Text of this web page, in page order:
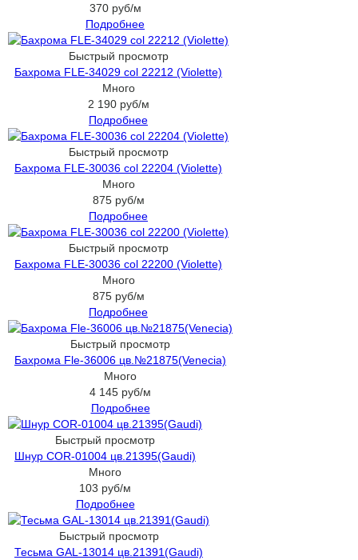
370руб/м
Подробнее
Быстрый просмотр
Бахрома FLE-34029 col 22212 (Violette)
Много
2 190руб/м
Подробнее
Быстрый просмотр
Бахрома FLE-30036 col 22204 (Violette)
Много
875руб/м
Подробнее
Быстрый просмотр
Бахрома FLE-30036 col 22200 (Violette)
Много
875руб/м
Подробнее
Быстрый просмотр
Бахрома Fle-36006 цв.№21875(Venecia)
Много
4 145 руб/м
Подробнее
Быстрый просмотр
Шнур COR-01004 цв.21395(Gaudi)
Много
103 руб/м
Подробнее
Быстрый просмотр
Тесьма GAL-13014 цв.21391(Gaudi)